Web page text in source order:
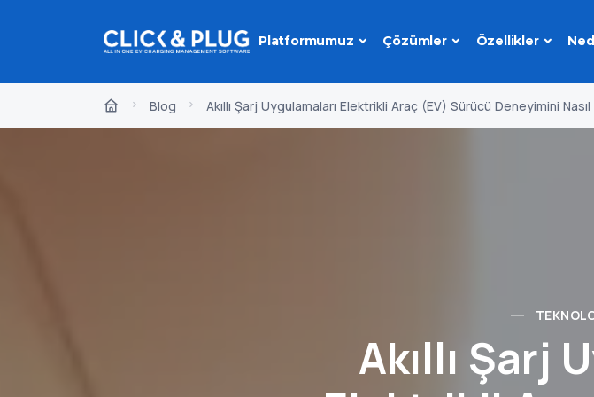
Platformumuz Çözümler Özellikler
Blog Akıllı Şarj Uygulamaları Elektrikli Araç (EV) Sürücü Deneyimini
Akıllı Şarj